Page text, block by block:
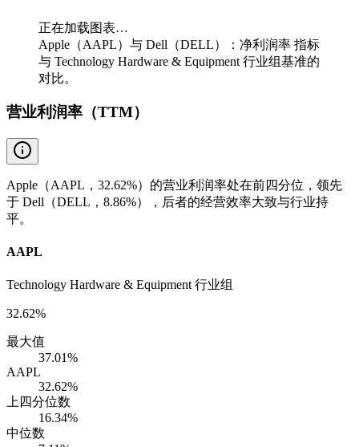
正在加载图表…
Apple（AAPL）与 Dell（DELL）：净利润率 指标
与 Technology Hardware & Equipment 行业组基准的
对比。
营业利润率（TTM）
Apple（AAPL，32.62%）的营业利润率处在前四分位，领先
于 Dell（DELL，8.86%），后者的经营效率大致与行业持
平。
AAPL
Technology Hardware & Equipment 行业组
32.62%
最大值
37.01%
AAPL
32.62%
上四分位数
16.34%
中位数